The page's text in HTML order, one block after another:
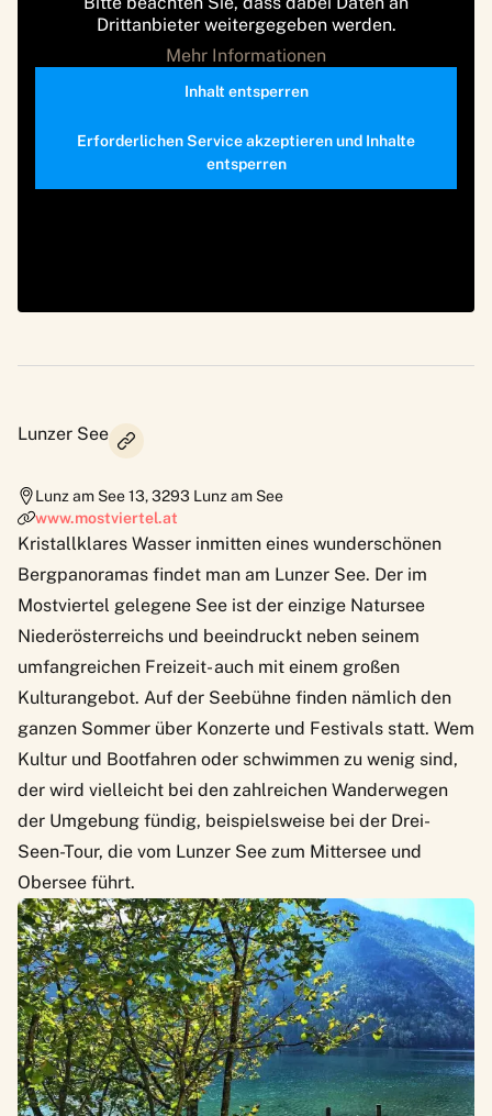
Drittanbieter weitergegeben werden.
Mehr Informationen
Inhalt entsperren
Erforderlichen Service akzeptieren und Inhalte
entsperren
Lunzer See
Lunz am See 13,3293 Lunz am See
www.mostviertel.at
Kristallklares Wasser inmitten eines wunderschönen
Bergpanoramas findet man am Lunzer See. Der im
Mostviertel gelegene See ist der einzige Natursee
Niederösterreichs und beeindruckt neben seinem
umfangreichen Freizeit- auch mit einem großen
Kulturangebot. Auf der Seebühne finden nämlich den
ganzen Sommer über Konzerte und Festivals statt. Wem
Kultur und Bootfahren oder schwimmen zu wenig sind,
der wird vielleicht bei den zahlreichen Wanderwegen
der Umgebung fündig, beispielsweise bei der Drei-
Seen-Tour, die vom Lunzer See zum Mittersee und
Obersee führt.